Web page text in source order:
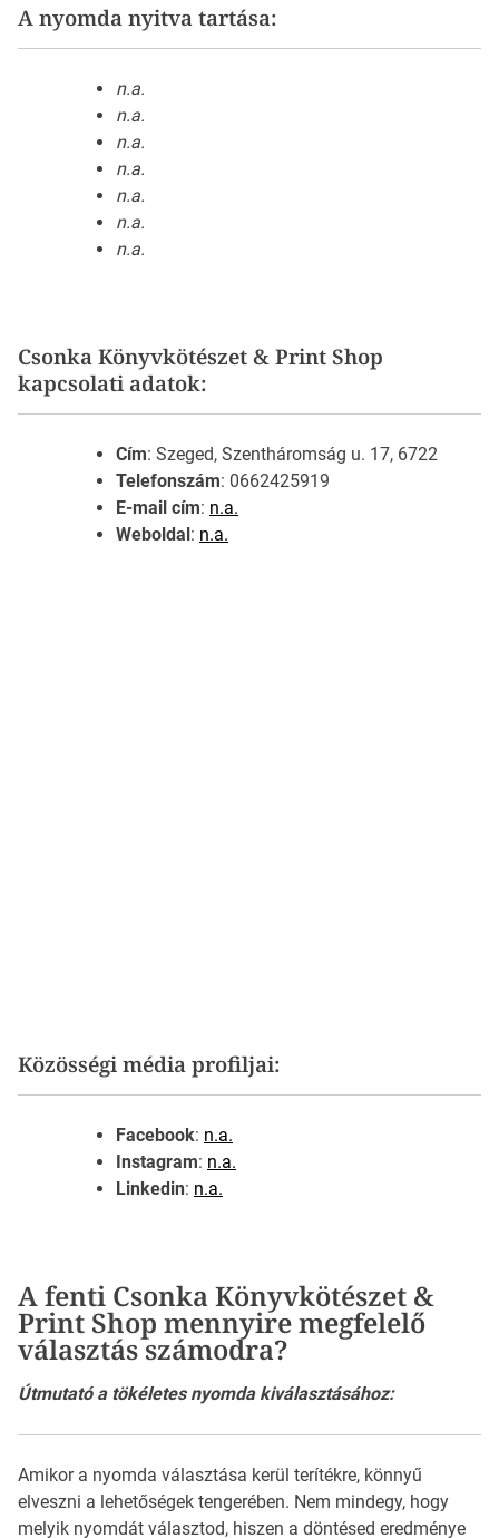
A nyomda nyitva tartása:
n.a.
n.a.
n.a.
n.a.
n.a.
n.a.
n.a.
Csonka Könyvkötészet & Print Shop
kapcsolati adatok:
Cím: Szeged, Szentháromság u. 17, 6722
Telefonszám: 0662425919
E-mail cím: n.a.
Weboldal : n.a.
Közösségi média profiljai:
Facebook: n.a.
Instagram: n.a.
Linkedin: n.a.
A fenti Csonka Könyvkötészet &
Print Shop mennyire megfelelő
választás számodra?
Útmutató a tökéletes nyomda kiválasztásához:
Amikor a nyomda választása kerül terítékre, könnyű
elveszni a lehetőségek tengerében. Nem mindegy, hogy
melyik nyomdát választod, hiszen a döntésed eredménye